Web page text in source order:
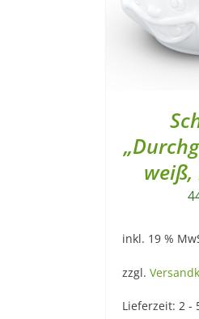
inkl. 19 %
zzgl.
Lieferzeit: 2 -